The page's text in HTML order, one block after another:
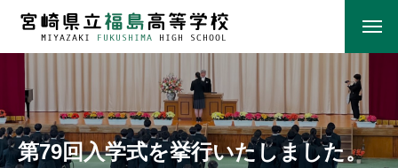
第79回入学式を挙行いたしました。